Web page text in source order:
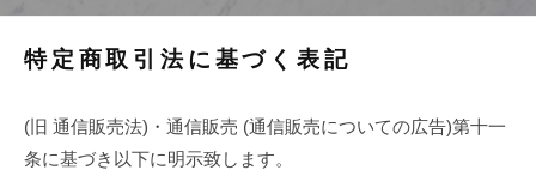
式
イ
ト
で
世
界
特
商
特定商取引法に基づく表記
(旧 通信販売法)・通信販売 (通信販売についての広告)第十一
条に基づき以下に明示致します。
ト